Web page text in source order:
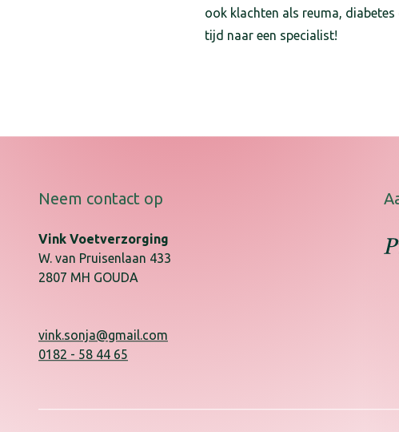
ook klachten als reuma,
tijd naar een specialist!
Neem contact op
Vink Voetverzorging
W. van Pruisenlaan 433
2807 MH GOUDA
vink.sonja@gmail.com
0182 - 58 44 65